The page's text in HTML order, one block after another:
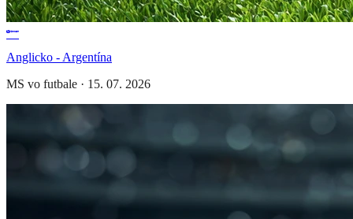
Anglicko - Argentína
MS vo futbale · 15. 07. 2026